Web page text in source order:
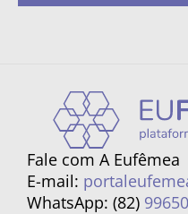
Fale com A Eufêmea
E-mail:
WhatsApp: (82)